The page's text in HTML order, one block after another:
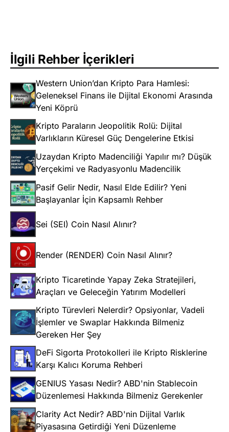
İlgili Rehber İçerikleri
Western Union’dan Kripto Para Hamlesi:
Geleneksel Finans ile Dijital Ekonomi Arasında
Yeni Köprü
Kripto Paraların Jeopolitik Rolü: Dijital
Varlıkların Küresel Güç Dengelerine Etkisi
Uzaydan Kripto Madenciliği Yapılır mı? Düşük
Yerçekimi ve Radyasyonlu Madencilik
Pasif Gelir Nedir, Nasıl Elde Edilir? Yeni
Başlayanlar İçin Kapsamlı Rehber
Sei (SEI) Coin Nasıl Alınır?
Render (RENDER) Coin Nasıl Alınır?
Kripto Ticaretinde Yapay Zeka Stratejileri,
Araçları ve Geleceğin Yatırım Modelleri
Kripto Türevleri Nelerdir? Opsiyonlar, Vadeli
İşlemler ve Swaplar Hakkında Bilmeniz
Gereken Her Şey
DeFi Sigorta Protokolleri ile Kripto Risklerine
Karşı Kalıcı Koruma Rehberi
GENIUS Yasası Nedir? ABD'nin Stablecoin
Düzenlemesi Hakkında Bilmeniz Gerekenler
Clarity Act Nedir? ABD'nin Dijital Varlık
Piyasasına Getirdiği Yeni Düzenleme